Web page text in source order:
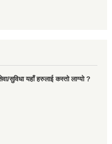
सुविधा यहाँ हरुलाई कस्तो लाग्यो ?